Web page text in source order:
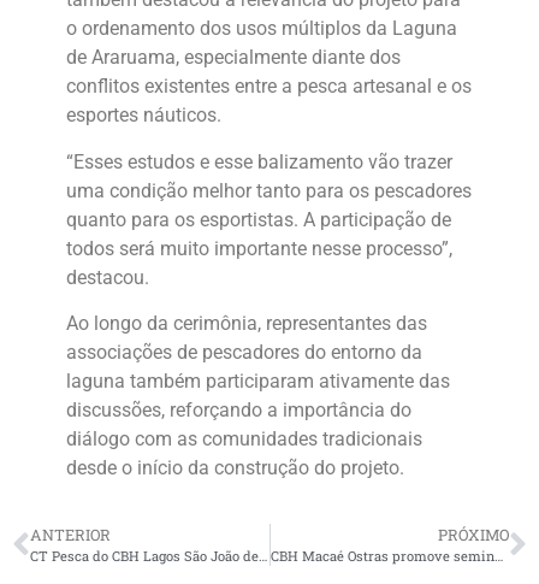
o ordenamento dos usos múltiplos da Laguna
de Araruama, especialmente diante dos
conflitos existentes entre a pesca artesanal e os
esportes náuticos.
“Esses estudos e esse balizamento vão trazer
uma condição melhor tanto para os pescadores
quanto para os esportistas. A participação de
todos será muito importante nesse processo”,
destacou.
Ao longo da cerimônia, representantes das
associações de pescadores do entorno da
laguna também participaram ativamente das
discussões, reforçando a importância do
diálogo com as comunidades tradicionais
desde o início da construção do projeto.
ANTERIOR
CT Pesca do CBH Lagos São João debate fiscalização da Laguna de Araruama e ações estratégicas para o setor
PRÓXIMO
CBH Macaé Ostras promove seminário inédito sobre gerenciamento costeiro na RH-VIII